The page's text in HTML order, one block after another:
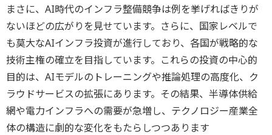
まさに、AI時代のインフラ整備競争は例を挙げればきりが
ないほどの広がりを見せています。さらに、国家レベルで
も莫大なAIインフラ投資が進行しており、各国が戦略的な
技術主権の確立を目指しています。これらの投資の中心的
目的は、AIモデルのトレーニングや推論処理の高度化、ク
ラウドサービスの拡張にあります。その結果、半導体供給
網や電力インフラへの需要が急増し、テクノロジー産業全
体の構造に劇的な変化をもたらしつつあります